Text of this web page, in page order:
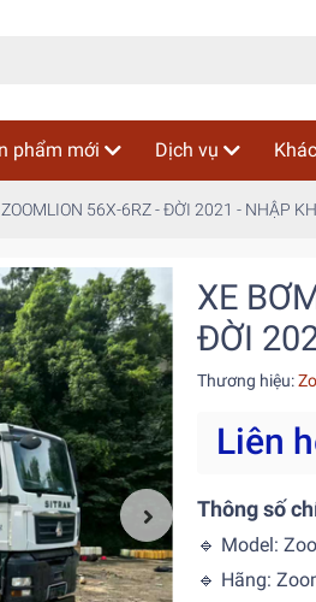
phẩm mới Dịch vụ
56X-6RZ - ĐỜI 2021 - NHẬP
XE
ĐỜI
Thương hiệu:
Liên
Thông số
🔹 Model:
🔹 Hãng: